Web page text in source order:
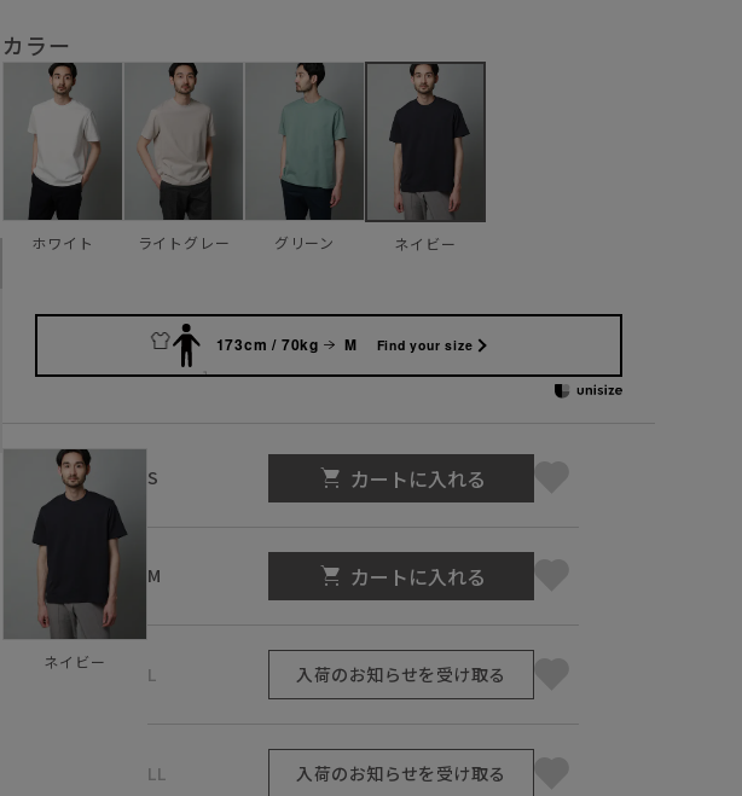
カラー
ホワイト ライトグレー グリーン ネイビー
173cm / 70kg M Find your size
ネイビー
S カートに入れる
M カートに入れる
L 入荷のお知らせを受け取る
LL 入荷のお知らせを受け取る